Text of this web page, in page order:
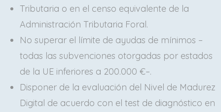
Tributaria o en el censo equivalente de la
Administración Tributaria Foral.
No superar el límite de ayudas de mínimos –
todas las subvenciones otorgadas por estados
de la UE inferiores a 200.000 €–.
Disponer de la evaluación del Nivel de Madurez
Digital de acuerdo con el test de diagnóstico en